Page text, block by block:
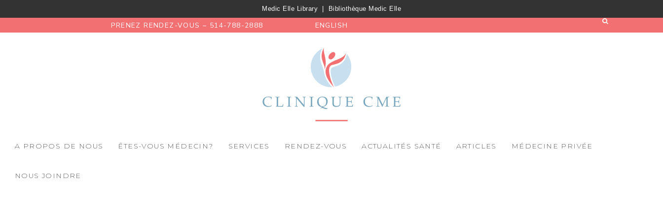
Medic Elle Library Bibliothèque Medic Elle
PRENEZ RENDEZ-VOUS – 514-788-2888 ENGLISH
A PROPOS DE NOUS ÊTES-VOUS MÉDECIN? SERVICES RENDEZ-VOUS ACTUALITÉS SANTÉ ARTICLES MÉDECINE PRIVÉE
NOUS JOINDRE